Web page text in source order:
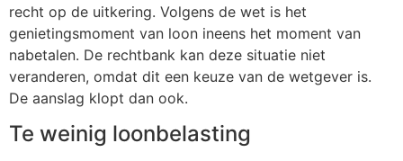
recht op de uitkering. Volgens de wet is het
genietingsmoment van loon ineens het moment van
nabetalen. De rechtbank kan deze situatie niet
veranderen, omdat dit een keuze van de wetgever is.
De aanslag klopt dan ook.
Te weinig loonbelasting